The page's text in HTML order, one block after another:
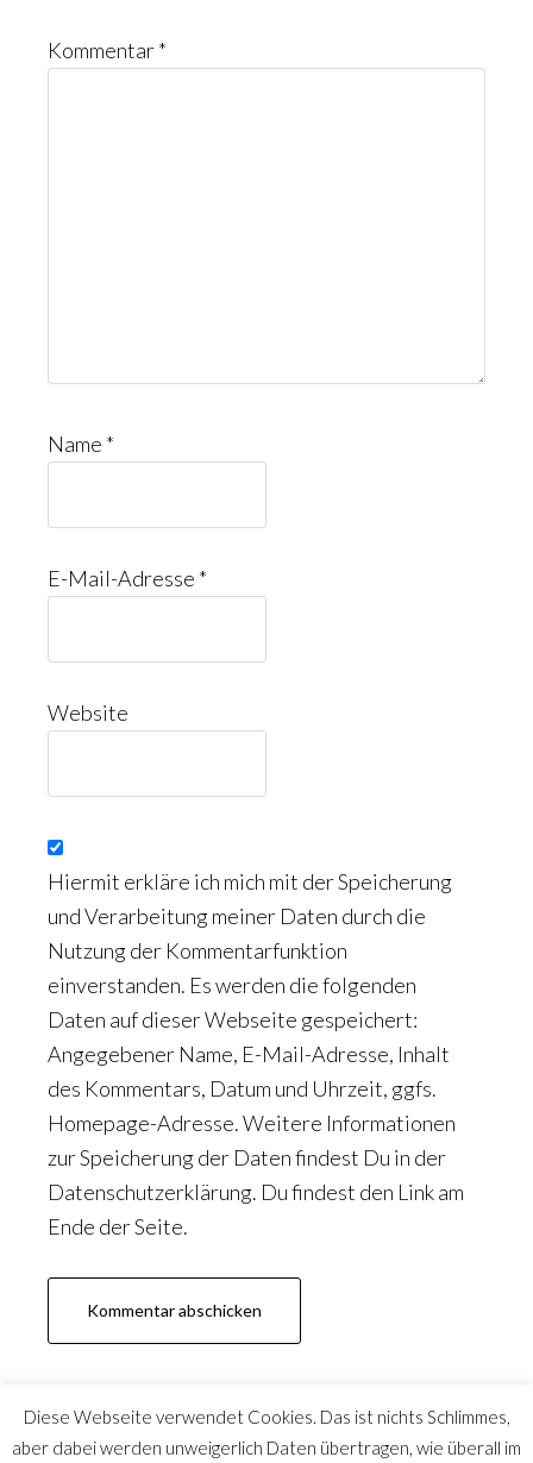
Kommentar*
Name *
E-Mail-Adresse *
Website
Hiermit erkläre ich mich mit der Speicherung
und Verarbeitung meiner Daten durch die
Nutzung der Kommentarfunktion
einverstanden. Es werden die folgenden
Daten auf dieser Webseite gespeichert:
Angegebener Name, E-Mail-Adresse, Inhalt
des Kommentars, Datum und Uhrzeit, ggfs.
Homepage-Adresse. Weitere Informationen
zur Speicherung der Daten findest Du in der
Datenschutzerklärung. Du findest den Link am
Ende der Seite.
© 2017-2026 Anja Fielenbach | Impressum|
Diese Webseite verwendet Cookies. Das ist nichts Schlimmes,
aber dabei werden unweigerlich Daten übertragen, wie überall im